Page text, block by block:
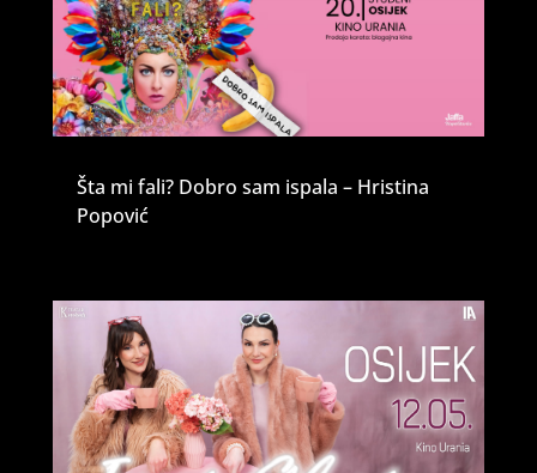
Šta mi fali? Dobro sam ispala – Hristina
Popović